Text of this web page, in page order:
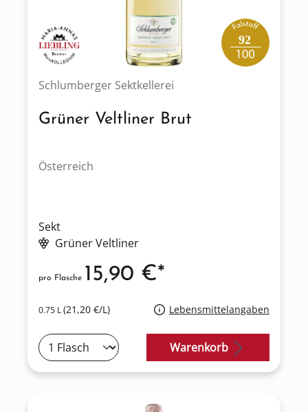
92
Schlumberger Sektkellerei
Grüner Veltliner Brut
Österreich
Sekt
Grüner Veltliner
0.75 L(21,20 €/L) Lebensmittelangaben
pro Flasche 15,90 €*
Warenkorb